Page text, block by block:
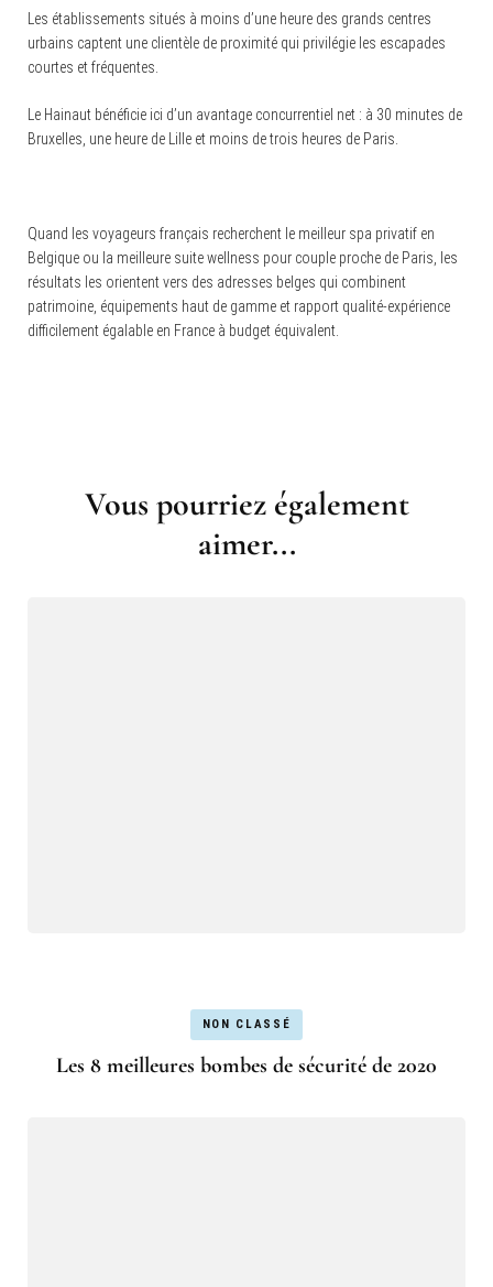
Les établissements situés à moins d’une heure des grands centres
urbains captent une clientèle de proximité qui privilégie les escapades
courtes et fréquentes.
Le Hainaut bénéficie ici d’un avantage concurrentiel net : à 30 minutes de
Bruxelles, une heure de Lille et moins de trois heures de Paris.
Quand les voyageurs français recherchent le meilleur spa privatif en
Belgique ou la meilleure suite wellness pour couple proche de Paris, les
résultats les orientent vers des adresses belges qui combinent
patrimoine, équipements haut de gamme et rapport qualité-expérience
difficilement égalable en France à budget équivalent.
Vous pourriez également
aimer...
NON CLASSÉ
Les 8 meilleures bombes de sécurité de 2020